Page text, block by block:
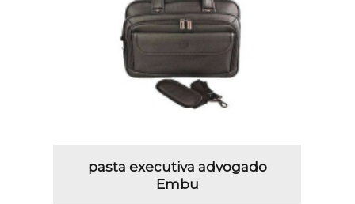
pasta executiva advogado
Embu